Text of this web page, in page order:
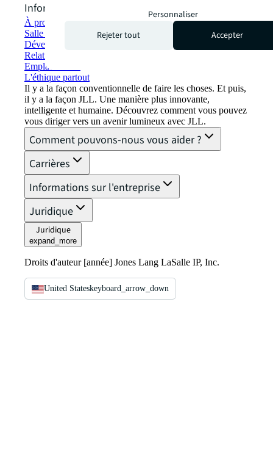
Informations sur l'entreprise
À propos de JLL
Salle de presse
Développement durable chez JLL
Relations avec les investisseurs
Emplacements
L'éthique partout
Il y a la façon conventionnelle de faire les choses. Et puis,
il y a la façon JLL. Une manière plus innovante,
intelligente et humaine. Découvrez comment vous pouvez
vous diriger vers un avenir lumineux avec JLL.
Comment pouvons-nous vous aider ?
Carrières
Informations sur l'entreprise
Juridique
Juridique
expand_more
Droits d'auteur [année] Jones Lang LaSalle IP, Inc.
United Stateskeyboard_arrow_down
Personnaliser
Rejeter tout
Accepter